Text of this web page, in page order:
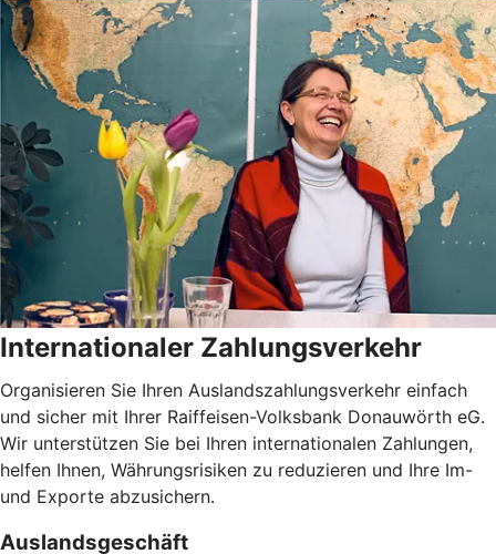
Internationaler Zahlungsverkehr
Organisieren Sie Ihren Auslandszahlungsverkehr einfach
und sicher mit Ihrer Raiffeisen-Volksbank Donauwörth eG.
Wir unterstützen Sie bei Ihren internationalen Zahlungen,
helfen Ihnen, Währungsrisiken zu reduzieren und Ihre Im-
und Exporte abzusichern.
Auslandsgeschäft